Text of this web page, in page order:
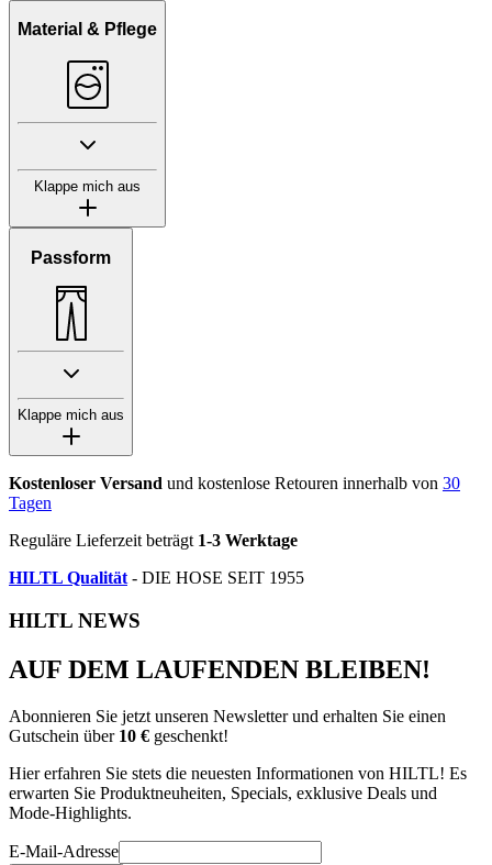
Material & Pflege
Klappe mich aus
Passform
Klappe mich aus
Kostenloser Versand und kostenlose Retouren innerhalb von 30
Tagen
Reguläre Lieferzeit beträgt 1-3 Werktage
HILTL Qualität - DIE HOSE SEIT 1955
HILTL NEWS
AUF DEM LAUFENDEN BLEIBEN!
Abonnieren Sie jetzt unseren Newsletter und erhalten Sie einen
Gutschein über 10 € geschenkt!
Hier erfahren Sie stets die neuesten Informationen von HILTL! Es
erwarten Sie Produktneuheiten, Specials, exklusive Deals und
Mode-Highlights.
E-Mail-Adresse